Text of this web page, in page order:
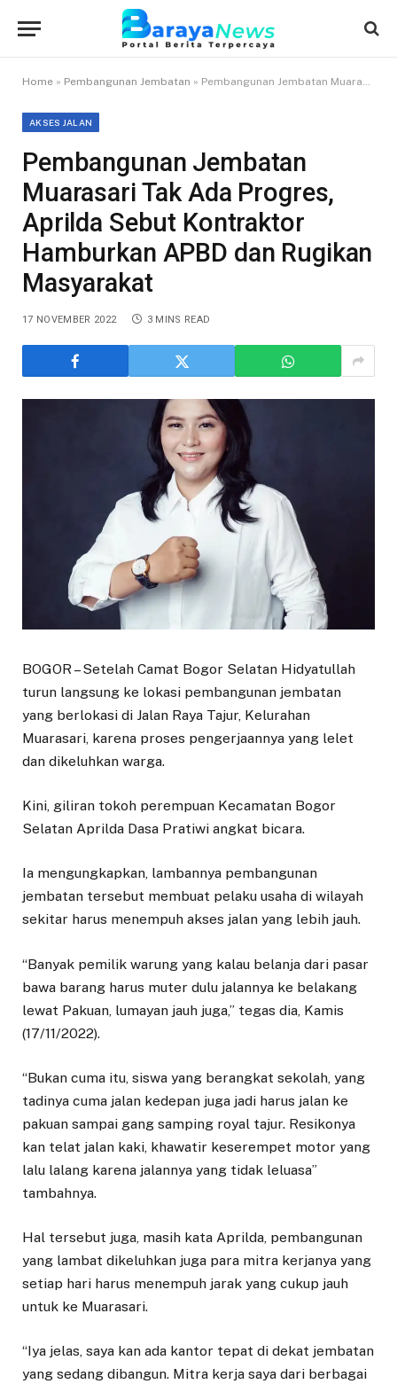
Home » Pembangunan Jembatan » Pembangunan Jembatan Muarasari Tak Ada Progres, Aprilda Sebut Kontraktor Hamburkan APBD dan Rugikan Masyarakat
AKSES JALAN
Pembangunan Jembatan
Muarasari Tak Ada Progres,
Aprilda Sebut Kontraktor
Hamburkan APBD dan Rugikan
Masyarakat
17 NOVEMBER 2022 3 MINS READ
BOGOR – Setelah Camat Bogor Selatan Hidyatullah
turun langsung ke lokasi pembangunan jembatan
yang berlokasi di Jalan Raya Tajur, Kelurahan
Muarasari, karena proses pengerjaannya yang lelet
dan dikeluhkan warga.
Kini, giliran tokoh perempuan Kecamatan Bogor
Selatan Aprilda Dasa Pratiwi angkat bicara.
Ia mengungkapkan, lambannya pembangunan
jembatan tersebut membuat pelaku usaha di wilayah
sekitar harus menempuh akses jalan yang lebih jauh.
“Banyak pemilik warung yang kalau belanja dari pasar
bawa barang harus muter dulu jalannya ke belakang
lewat Pakuan, lumayan jauh juga,” tegas dia, Kamis
(17/11/2022).
“Bukan cuma itu, siswa yang berangkat sekolah, yang
tadinya cuma jalan kedepan juga jadi harus jalan ke
pakuan sampai gang samping royal tajur. Resikonya
kan telat jalan kaki, khawatir keserempet motor yang
lalu lalang karena jalannya yang tidak leluasa”
tambahnya.
Hal tersebut juga, masih kata Aprilda, pembangunan
yang lambat dikeluhkan juga para mitra kerjanya yang
setiap hari harus menempuh jarak yang cukup jauh
untuk ke Muarasari.
“Iya jelas, saya kan ada kantor tepat di dekat jembatan
yang sedang dibangun. Mitra kerja saya dari berbagai